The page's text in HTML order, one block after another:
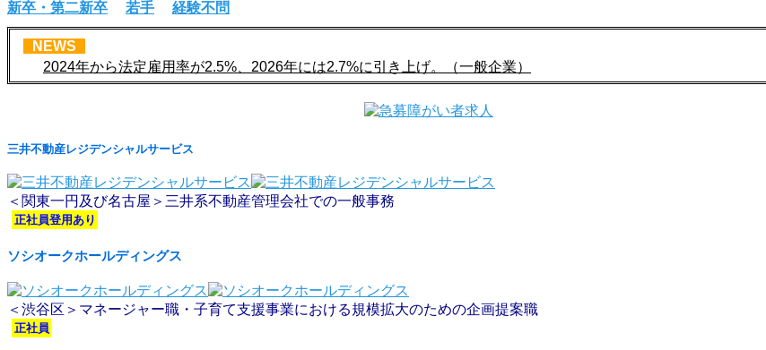
新卒・第二新卒 若手 経験不問
NEWS
2024年から法定雇用率が2.5%、2026年には2.7%に引き上げ。（一般企業）
三井不動産レジデンシャルサービス
＜関東一円及び名古屋＞三井系不動産管理会社での一般事務
正社員登用あり
ソシオークホールディングス
＜渋谷区＞マネージャー職・子育て支援事業における規模拡大のための企画提案職
正社員